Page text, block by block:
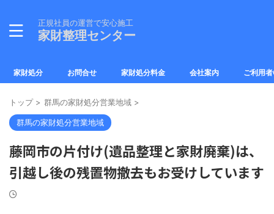
正規社員の運営で安心施工
家財整理センター
家財処分 お問合せ 家財処分料金 会社案内 ご利用
トップ > 群馬の家財処分営業地域 >
群馬の家財処分営業地域
藤岡市の片付け(遺品整理と家財廃棄)は、
引越し後の残置物撤去もお受けしています